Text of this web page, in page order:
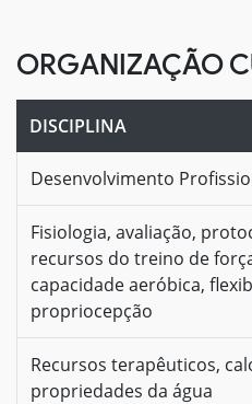
ORGANIZAÇÃO
DISCIPLINA
Desenvolvimento
Fisiologia, avaliação,
recursos do treino de
capacidade aeróbica,
propriocepção
Recursos terapêuticos,
propriedades da água